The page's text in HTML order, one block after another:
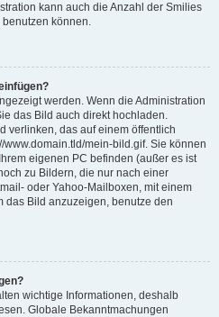
kann auch die Anzahl der Smilies
können.
werden. Wenn die Administration
das Bild auch direkt hochladen.
verlinken, das auf einem öffentlich
mein-bild.gif. Sie können
eigenen PC befinden (außer es ist
zu Bildern, die nur nach einer
oder Yahoo-Mailboxen, mit einem
das Bild anzuzeigen, benutze den
wichtige Informationen, deshalb
Globale Bekanntmachungen